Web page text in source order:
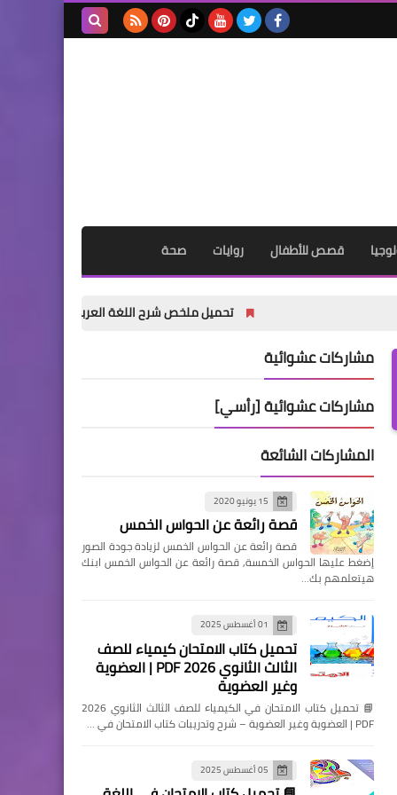
قصص للأطفال روايات صحة
تحميل ملخص شرح اللغة العربية للصف الثالث الثانوي 2027 PDF كامل
مشاركات عشوائية
مشاركات عشوائية [رأسي]
المشاركات الشائعة
15 يونيو 2020
قصة رائعة عن الحواس الخمس
قصة رائعة عن الحواس الخمس لزيادة جودة الصور
إضغط عليها الحواس الخمسة, قصة رائعة عن الحواس الخمس ابنك
هيتعلمهم بك…
01 أغسطس 2025
تحميل كتاب الامتحان كيمياء للصف
الثالث الثانوي 2026 PDF | العضوية
وغير العضوية
📘 تحميل كتاب الامتحان في الكيمياء للصف الثالث الثانوي 2026
PDF | العضوية وغير العضوية – شرح وتدريبات كتاب الامتحان في …
05 أغسطس 2025